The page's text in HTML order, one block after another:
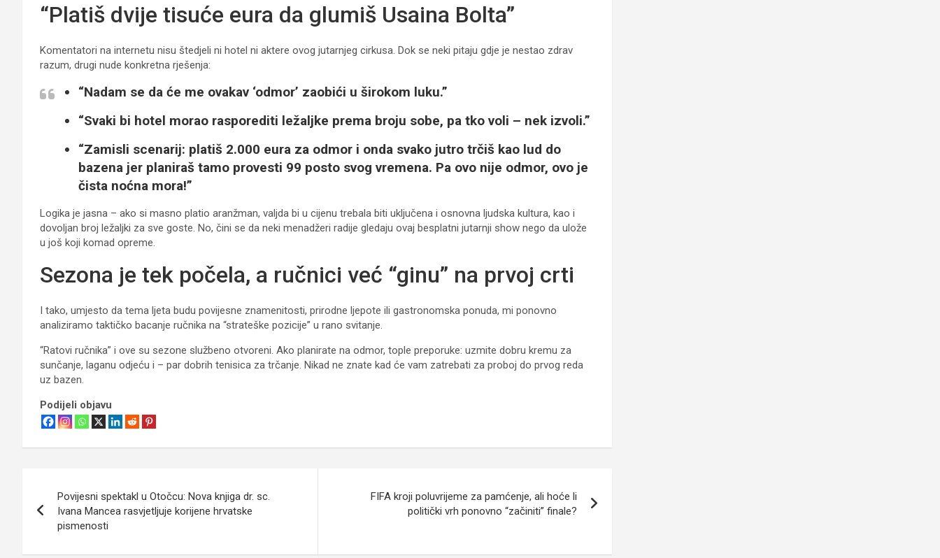
“Platiš dvije tisuće eura da glumiš Usaina Bolta”
Komentatori na internetu nisu štedjeli ni hotel ni aktere ovog jutarnjeg cirkusa. Dok se neki pitaju gdje je nestao zdrav
razum, drugi nude konkretna rješenja:
“Nadam se da će me ovakav ‘odmor’ zaobići u širokom luku.”
“Svaki bi hotel morao rasporediti ležaljke prema broju sobe, pa tko voli – nek izvoli.”
“Zamisli scenarij: platiš 2.000 eura za odmor i onda svako jutro trčiš kao lud do
bazena jer planiraš tamo provesti 99 posto svog vremena. Pa ovo nije odmor, ovo je
čista noćna mora!”
Logika je jasna – ako si masno platio aranžman, valjda bi u cijenu trebala biti uključena i osnovna ljudska kultura, kao i
dovoljan broj ležaljki za sve goste. No, čini se da neki menadžeri radije gledaju ovaj besplatni jutarnji show nego da ulože
u još koji komad opreme.
Sezona je tek počela, a ručnici već “ginu” na prvoj crti
I tako, umjesto da tema ljeta budu povijesne znamenitosti, prirodne ljepote ili gastronomska ponuda, mi ponovno
analiziramo taktičko bacanje ručnika na “strateške pozicije” u rano svitanje.
“Ratovi ručnika” i ove su sezone službeno otvoreni. Ako planirate na odmor, tople preporuke: uzmite dobru kremu za
sunčanje, laganu odjeću i – par dobrih tenisica za trčanje. Nikad ne znate kad će vam zatrebati za proboj do prvog reda
uz bazen.
Podijeli objavu
objava
Povijesni spektakl u Otočcu: Nova knjiga dr. sc.
Ivana Mancea rasvjetljuje korijene hrvatske
pismenosti
FIFA kroji poluvrijeme za pamćenje, ali hoće li
politički vrh ponovno “začiniti” finale?